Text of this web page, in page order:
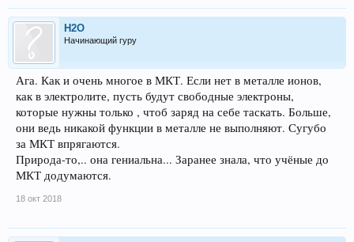
H2O
Начинающий гуру
Ага. Как и очень многое в МКТ. Если нет в металле ионов,
как в электролите, пусть будут свободные электроны,
которые нужны только , чтоб заряд на себе таскать. Больше,
они ведь никакой функции в металле не выполняют. Сугубо
за МКТ впрягаются.
Природа-то,.. она гениальна... Заранее знала, что учёные до
МКТ додумаются.
18 окт 2018